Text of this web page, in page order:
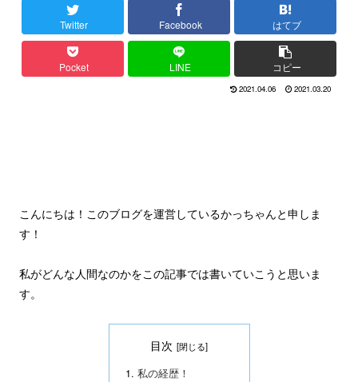
Twitter Facebook はてブ
Pocket LINE コピー
2021.04.06 2021.03.20
こんにちは！このブログを運営しているかっちゃんと申しま
す！
私がどんな人間なのかをこの記事では書いていこうと思いま
す。
目次
私の経歴！